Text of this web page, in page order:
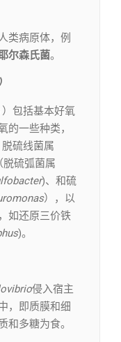
类病原体，例
尔森氏菌。
）包括基本好氧
的一些种类，
硫线菌属
硫弧菌属
)、和硫
），以
如还原三价铁
)。
侵入宿主
，即质膜和细
和多糖为食。